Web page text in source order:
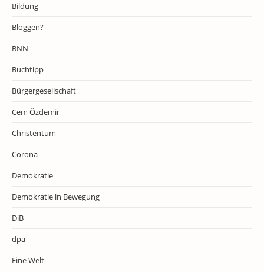
Bildung
Bloggen?
BNN
Buchtipp
Bürgergesellschaft
Cem Özdemir
Christentum
Corona
Demokratie
Demokratie in Bewegung
DiB
dpa
Eine Welt